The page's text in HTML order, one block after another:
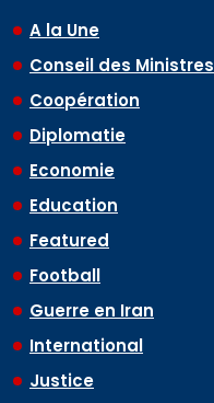
A la Une
Conseil des Ministres
Coopération
Diplomatie
Economie
Education
Featured
Football
Guerre en Iran
International
Justice